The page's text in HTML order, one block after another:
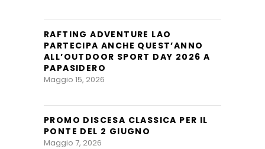
RAFTING ADVENTURE LAO
PARTECIPA ANCHE QUEST’ANNO
ALL’OUTDOOR SPORT DAY 2026 A
PAPASIDERO
Maggio 15, 2026
PROMO DISCESA CLASSICA PER IL
PONTE DEL 2 GIUGNO
Maggio 7, 2026